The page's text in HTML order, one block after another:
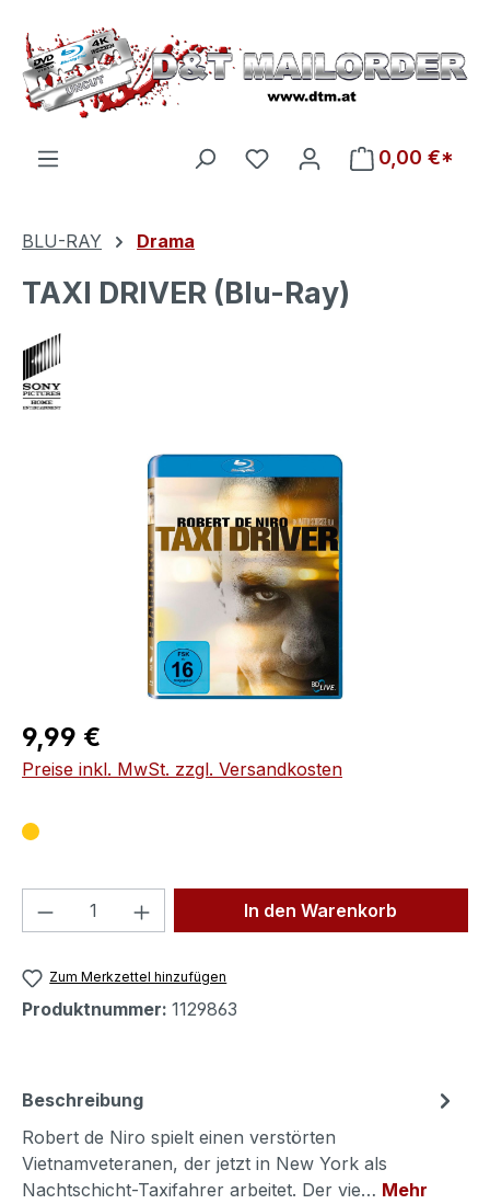
Zum Hauptinhalt springen
Du hast 0 Produkte auf
0,00 €*
BLU-RAY Drama
TAXI DRIVER (Blu-Ray)
Bildergalerie überspringen
Regulärer Preis:
9,99 €
Preise inkl. MwSt. zzgl. Versandkosten
Produkt Anzahl: Gib denIn den Warenkorb
Zum Merkzettel hinzufügen
Produktnummer: 1129863
Beschreibung
Robert de Niro spielt einen verstörten
Vietnamveteranen, der jetzt in New York als
Nachtschicht-Taxifahrer arbeitet. Der vie… Mehr